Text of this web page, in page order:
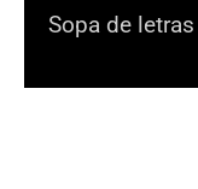
Sopa de letras